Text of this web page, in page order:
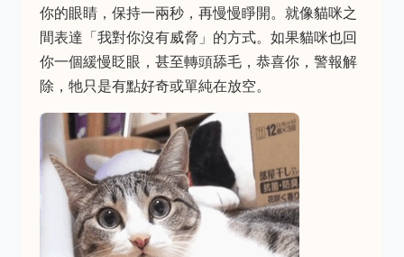
你的眼睛，保持一兩秒，再慢慢睜開。就像貓咪之
間表達「我對你沒有威脅」的方式。如果貓咪也回
你一個緩慢眨眼，甚至轉頭舔毛，恭喜你，警報解
除，牠只是有點好奇或單純在放空。